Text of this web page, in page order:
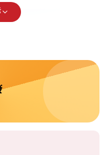
है। बड़े ऐसे कई मंदिर हैं, जहां
के दौरान उन्हें मंदिर
कुछ ऐसे भी हैं, जहां माहवारी
नहीं जाने दिया जाता है।